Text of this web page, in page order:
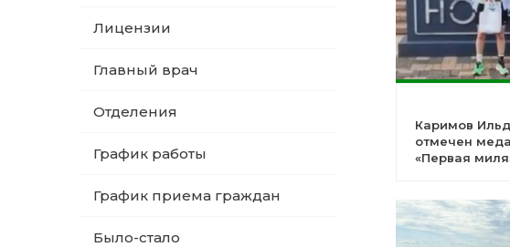
Лицензии
Главный врач
Отделения
График работы
График приема граждан
Было-стало
Каримов
отмечен
«Первая